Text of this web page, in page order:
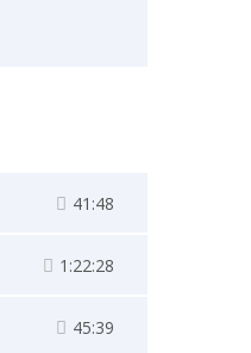
41:48
1:22:28
45:39